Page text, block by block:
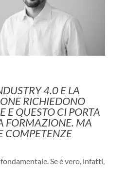
4.0 E LA
RICHIEDONO
E QUESTO CI PORTA
FORMAZIONE. MA
COMPETENZE
Se è vero, infatti,